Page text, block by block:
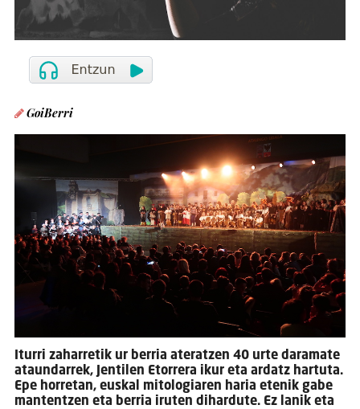
GoiBerri
Iturri zaharretik ur berria ateratzen 40 urte daramate
ataundarrek, Jentilen Etorrera ikur eta ardatz hartuta.
Epe horretan, euskal mitologiaren haria etenik gabe
mantentzen eta berria iruten dihardute. Ez lanik eta